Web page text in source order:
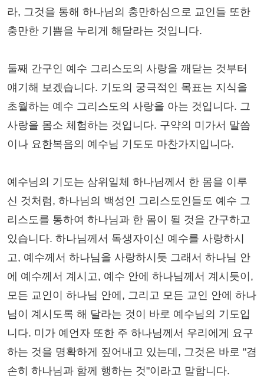
라, 그것을 통해 하나님의 충만하심으로 교인들 또한
충만한 기쁨을 누리게 해달라는 것입니다.
둘째 간구인 예수 그리스도의 사랑을 깨닫는 것부터
얘기해 보겠습니다. 기도의 궁극적인 목표는 지식을
초월하는 예수 그리스도의 사랑을 아는 것입니다. 그
사랑을 몸소 체험하는 것입니다. 구약의 미가서 말씀
이나 요한복음의 예수님 기도도 마찬가지입니다.
예수님의 기도는 삼위일체 하나님께서 한 몸을 이루
신 것처럼, 하나님의 백성인 그리스도인들도 예수 그
리스도를 통하여 하나님과 한 몸이 될 것을 간구하고
있습니다. 하나님께서 독생자이신 예수를 사랑하시
고, 예수께서 하나님을 사랑하시듯 그래서 하나님 안
에 예수께서 계시고, 예수 안에 하나님께서 계시듯이,
모든 교인이 하나님 안에, 그리고 모든 교인 안에 하나
님이 계시도록 해 달라는 것이 바로 예수님의 기도입
니다. 미가 예언자 또한 주 하나님께서 우리에게 요구
하는 것을 명확하게 짚어내고 있는데, 그것은 바로 "겸
손히 하나님과 함께 행하는 것"이라고 말합니다.